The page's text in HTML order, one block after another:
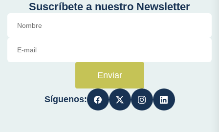
Suscríbete a nuestro Newsletter
Enviar
Síguenos: